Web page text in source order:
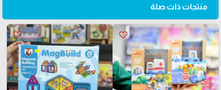
منتجات ذات صلة
favorite_border
favorite_border